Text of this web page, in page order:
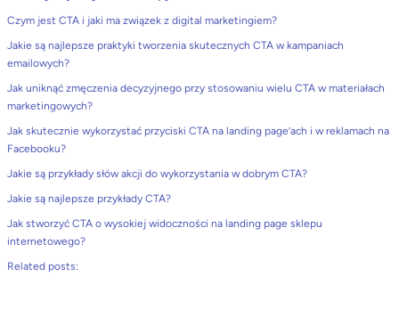
Czym jest CTA i jaki ma związek z digital marketingiem?
Jakie są najlepsze praktyki tworzenia skutecznych CTA w kampaniach
emailowych?
Jak uniknąć zmęczenia decyzyjnego przy stosowaniu wielu CTA w materiałach
marketingowych?
Jak skutecznie wykorzystać przyciski CTA na landing page’ach i w reklamach na
Facebooku?
Jakie są przykłady słów akcji do wykorzystania w dobrym CTA?
Jakie są najlepsze przykłady CTA?
Jak stworzyć CTA o wysokiej widoczności na landing page sklepu
internetowego?
Related posts: